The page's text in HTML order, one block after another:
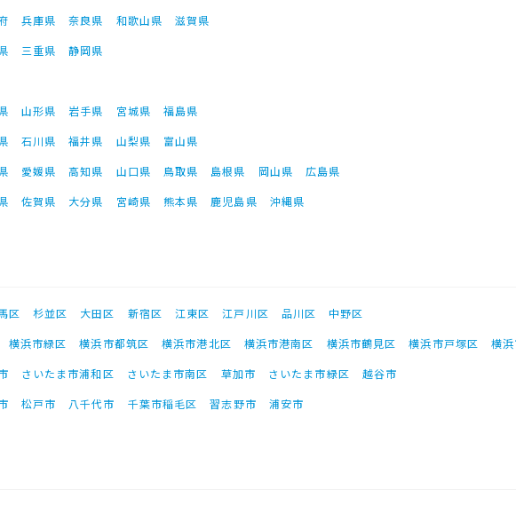
兵庫県 奈良県 和歌山県
滋賀県
三重県
静岡県
山形県 岩手県 宮城県
福島県
石川県 福井県 山梨県
富山県
愛媛県 高知県 山口県 鳥取県 島根県 岡山県
広島県
佐賀県 大分県 宮崎県 熊本県 鹿児島県 沖縄県
区 杉並区 大田区 新宿区 江東区 江戸川区 品川区
中野区
横浜市緑区 横浜市都筑区 横浜市港北区 横浜市港南区 横浜市鶴見区 横浜市戸塚区
横
さいたま市浦和区 さいたま市南区 草加市 さいたま市緑区
越谷市
松戸市 八千代市 千葉市稲毛区 習志野市 浦安市